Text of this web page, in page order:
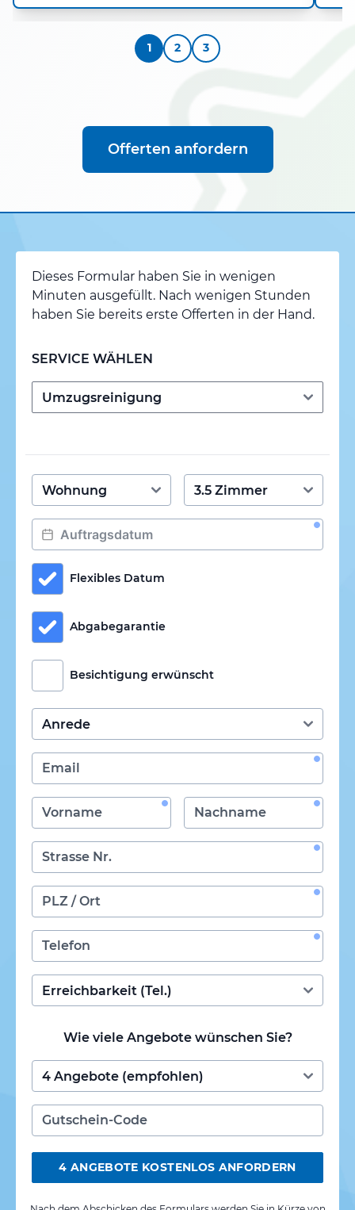
1 2 3
Offerten anfordern
Dieses Formular haben Sie in wenigen
Minuten ausgefüllt. Nach wenigen Stunden
haben Sie bereits erste Offerten in der Hand.
SERVICE WÄHLEN
Flexibles Datum
Abgabegarantie
Besichtigung erwünscht
Wie viele Angebote wünschen Sie?
4 ANGEBOTE KOSTENLOS ANFORDERN